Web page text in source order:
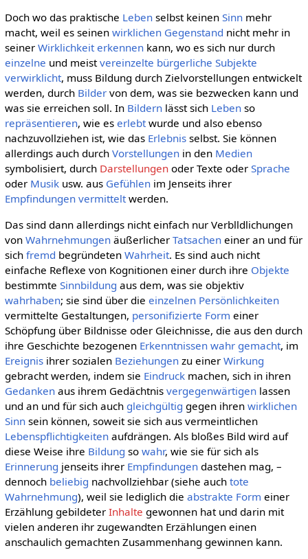
Doch wo das praktische Lebenselbst keinen Sinnmehr
macht, weil es seinen wirklichen Gegenstand nicht mehr in
seiner Wirklichkeit erkennenkann, wo es sich nur durch
einzelne und meistvereinzelte bürgerliche Subjekte
verwirklicht, muss Bildung durch Zielvorstellungen entwickelt
werden, durch Bildervon dem, was sie bezwecken kann und
was sie erreichen soll. In Bildernlässt sich Lebenso
repräsentieren, wie es erlebtwurde und also ebenso
nachzuvollziehen ist, wie das Erlebnisselbst. Sie können
allerdings auch durch Vorstellungenin den Medien
symbolisiert, durch Darstellungenoder Texte oder Sprache
oder Musikusw. aus Gefühlenim Jenseits ihrer
Empfindungen vermitteltwerden.
Das sind dann allerdings nicht einfach nur Verblldlichungen
von Wahrnehmungenäußerlicher Tatsacheneiner an und für
sich fremd begründeten Wahrheit. Es sind auch nicht
einfache Reflexe von Kognitionen einer durch ihre Objekte
bestimmte Sinnbildung aus dem, was sie objektiv
wahrhaben; sie sind über die einzelnen Persönlichkeiten
vermittelte Gestaltungen, personifizierte Form einer
Schöpfung über Bildnisse oder Gleichnisse, die aus den durch
ihre Geschichte bezogenen Erkenntnissen wahr gemacht, im
Ereignisihrer sozialen Beziehungenzu einer Wirkung
gebracht werden, indem sie Eindruckmachen, sich in ihren
Gedankenaus ihrem Gedächtnis vergegenwärtigenlassen
und an und für sich auch gleichgültig gegen ihren wirklichen
Sinnsein können, soweit sie sich aus vermeintlichen
Lebenspflichtigkeitenaufdrängen. Als bloßes Bild wird auf
diese Weise ihre Bildung so wahr, wie sie für sich als
Erinnerung jenseits ihrer Empfindungendastehen mag, –
dennoch beliebig nachvollziehbar (siehe auch tote
Wahrnehmung), weil sie lediglich die abstrakte Form einer
Erzählung gebildeter Inhalte gewonnen hat und darin mit
vielen anderen ihr zugewandten Erzählungen einen
anschaulich gemachten Zusammenhang gewinnen kann.